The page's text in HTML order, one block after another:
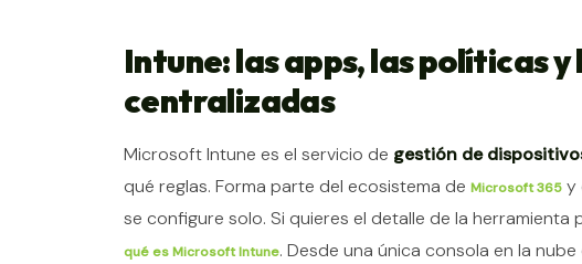
Intune: las apps, las políticas
centralizadas
Microsoft Intune es el servicio de gestión de
qué reglas. Forma parte del ecosistema de Microsoft 365 y
se configure solo. Si quieres el detalle de la
qué es Microsoft Intune. Desde una única consola en la